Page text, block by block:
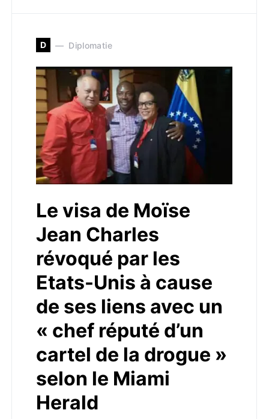
D Diplomatie
Le visa de Moïse
Jean Charles
révoqué par les
Etats-Unis à cause
de ses liens avec un
« chef réputé d’un
cartel de la drogue »
selon le Miami
Herald